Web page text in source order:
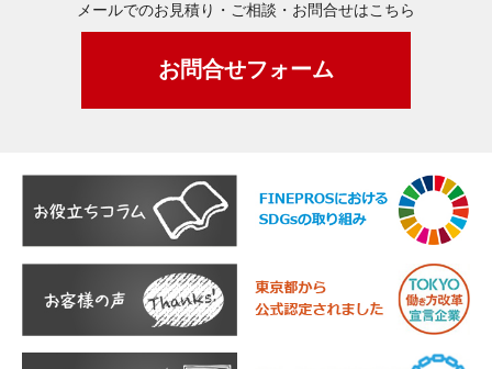
メールでのお見積り・ご相談・お問合せはこちら
お問合せフォーム